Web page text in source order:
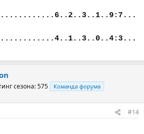
сезона: 575 Команда форума
#14